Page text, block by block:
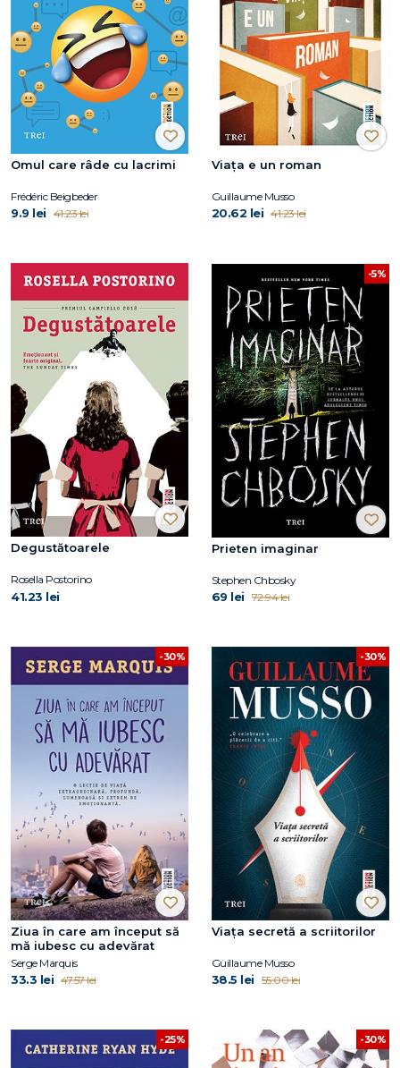
Omul care râde cu lacrimi
Frédéric Beigbeder
9.9 lei 41.23 lei
Viața e un roman
Guillaume Musso
20.62 lei 41.23 lei
Degustătoarele
Rosella Postorino
41.23 lei
-5%
Prieten imaginar
Stephen Chbosky
69 lei 72.94 lei
-30%
Ziua în care am început să
mă iubesc cu adevărat
Serge Marquis
33.3 lei 47.57 lei
-30%
Viața secretă a scriitorilor
Guillaume Musso
38.5 lei 55.00 lei
-25% -30%